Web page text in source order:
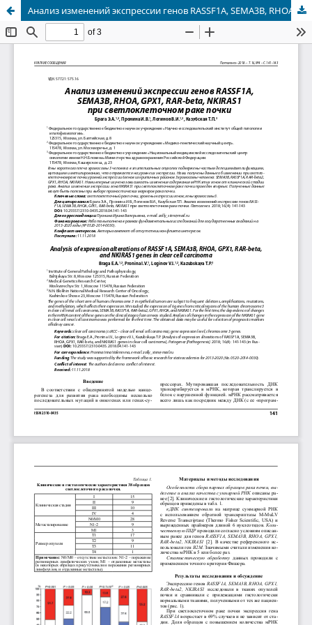
Анализ изменений экспрессии генов RASSF1A, SEMA3B, RHOA, GPX1, RAR-beta, NKIRAS1 при светлоклеточном раке почки